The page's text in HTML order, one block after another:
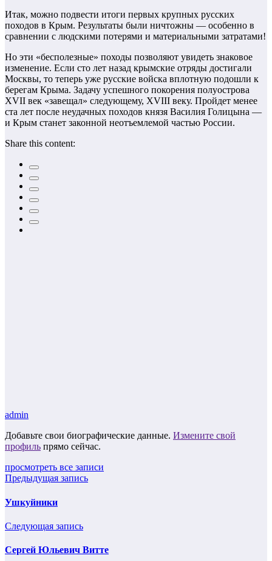
Итак, можно подвести итоги первых крупных русских
походов в Крым. Результаты были ничтожны — особенно в
сравнении с людскими потерями и материальными затратами!
Но эти «бесполезные» походы позволяют увидеть знаковое
изменение. Если сто лет назад крымские отряды достигали
Москвы, то теперь уже русские войска вплотную подошли к
берегам Крыма. Задачу успешного покорения полуострова
XVII век «завещал» следующему, XVIII веку. Пройдет менее
ста лет после неудачных походов князя Василия Голицына —
и Крым станет законной неотъемлемой частью России.
Share this content:
admin
Добавьте свои биографические данные. Измените свой
профиль прямо сейчас.
просмотреть все записи
Предыдущая запись
Ушкуйники
Следующая запись
Сергей Юльевич Витте